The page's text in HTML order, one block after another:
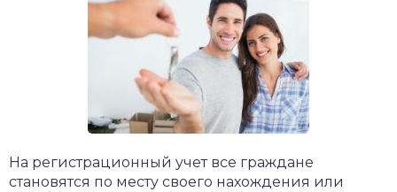
​На регистрационный учет все граждане
становятся по месту своего нахождения или